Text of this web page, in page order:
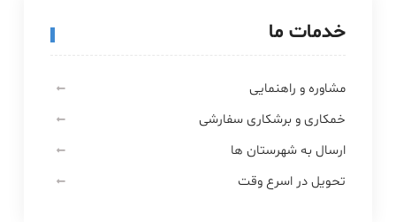
خدمات ما
مشاوره و راهنمایی
خمکاری و برشکاری سفارشی
ارسال به شهرستان ها
تحویل در اسرع وقت